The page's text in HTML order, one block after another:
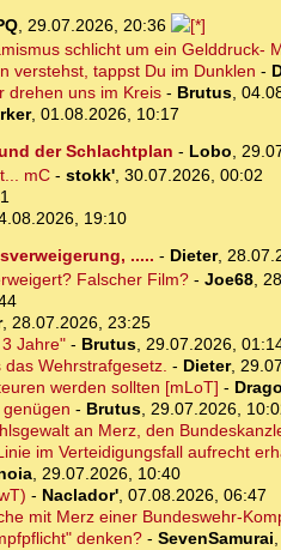
, 29.07.2026, 20:36
schlicht um ein Gelddruck-
verstehst, tappst Du im Dunklen -
drehen uns im Kreis- Brutus,
, 01.08.2026, 10:17
der Schlachtplan - Lobo,
mC- stokk', 30.07.2026, 00:02
19:10
..... - Dieter,
Falscher Film?- Joe68,
, 28.07.2026, 23:25
Jahre"- Brutus, 29.07.2026,
Wehrstrafgesetz. - Dieter,
werden sollten [mLoT] -
- Brutus, 29.07.2026,
an Merz, den
im Verteidigungsfall aufrecht
, 29.07.2026, 10:40
- Naclador', 07.08.2026, 06:47
mit Merz einer Bundeswehr-
denken?- SevenSamurai,